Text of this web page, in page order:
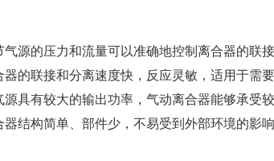
的压力和流量可以准确地控制离合器的联接
联接和分离速度快，反应灵敏，适用于需要
有较大的输出功率，气动离合器能够承受较
构简单、部件少，不易受到外部环境的影响